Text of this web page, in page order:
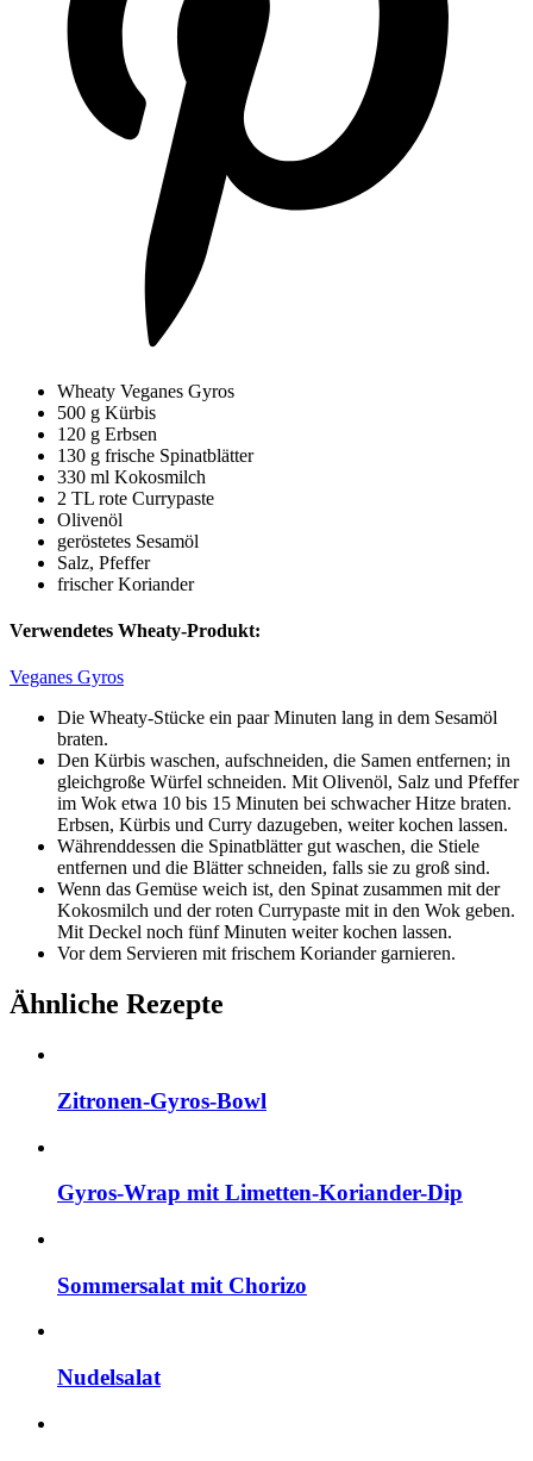
Wheaty Veganes Gyros
500 g Kürbis
120 g Erbsen
130 g frische Spinatblätter
330 ml Kokosmilch
2 TL rote Currypaste
Olivenöl
geröstetes Sesamöl
Salz, Pfeffer
frischer Koriander
Verwendetes Wheaty-Produkt:
Veganes Gyros
Die Wheaty-Stücke ein paar Minuten lang in dem Sesamöl
braten.
Den Kürbis waschen, aufschneiden, die Samen entfernen; in
gleichgroße Würfel schneiden. Mit Olivenöl, Salz und Pfeffer
im Wok etwa 10 bis 15 Minuten bei schwacher Hitze braten.
Erbsen, Kürbis und Curry dazugeben, weiter kochen lassen.
Währenddessen die Spinatblätter gut waschen, die Stiele
entfernen und die Blätter schneiden, falls sie zu groß sind.
Wenn das Gemüse weich ist, den Spinat zusammen mit der
Kokosmilch und der roten Currypaste mit in den Wok geben.
Mit Deckel noch fünf Minuten weiter kochen lassen.
Vor dem Servieren mit frischem Koriander garnieren.
Ähnliche Rezepte
Zitronen-Gyros-Bowl
Gyros-Wrap mit Limetten-Koriander-Dip
Sommersalat mit Chorizo
Nudelsalat